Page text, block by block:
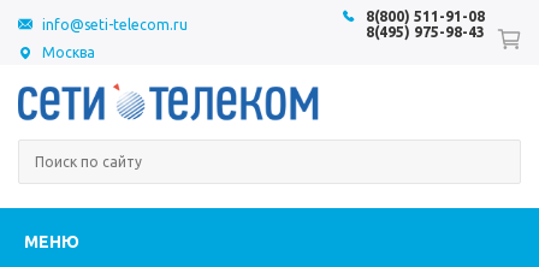
Москва
8(800) 511-91-08
8(495) 975-98-43
info@seti-telecom.ru
МЕНЮ